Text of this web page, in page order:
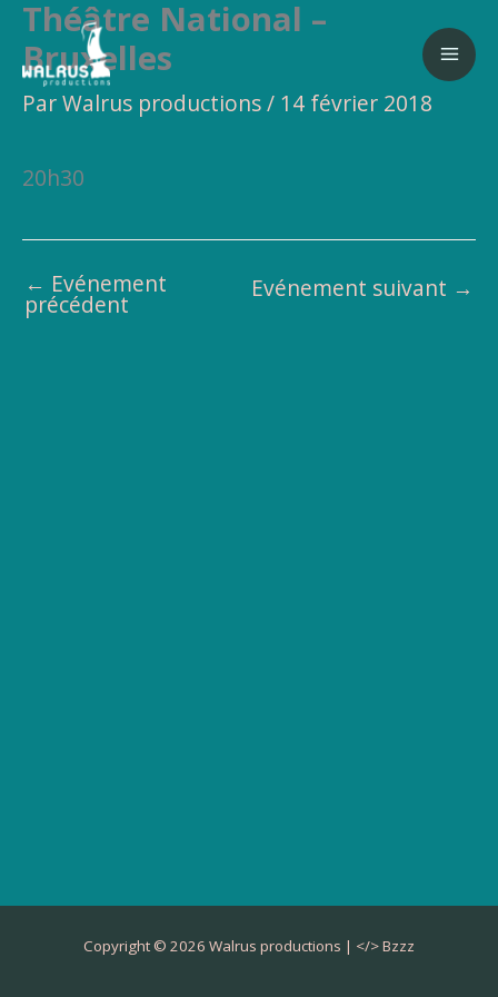
Aller
contenu
Théâtre National –
Bruxelles
ParWalrus productions/ 14 février 2018
20h30
← Evénement
précédent
Evénement suivant →
Copyright © 2026 Walrus productions | </>Bzzz